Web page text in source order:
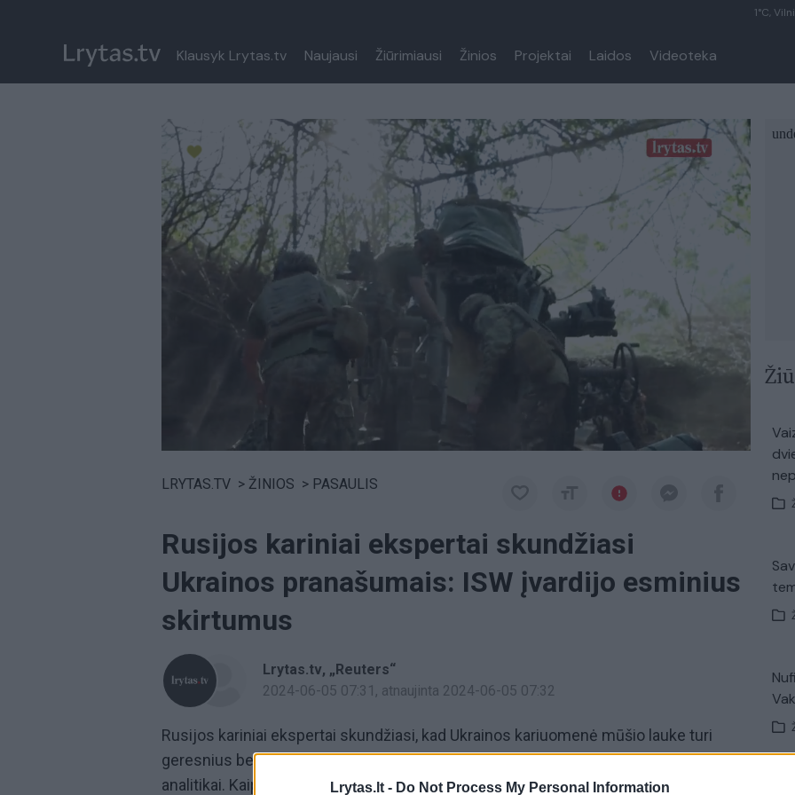
Lrytas.lt - Do Not Process My Personal Information
1°C,
Klausyk Lrytas.tv Naujausi Žiūrimiausi Žinios Projektai Laidos Videoteka
Paremkite Ukrainą
LRYTAS.TV > ŽINIOS > PASAULIS
Rusijos kariniai ekspertai skundžiasi
Ukrainos pranašumais: ISW įvardijo esminius
skirtumus
Lrytas.tv „Reuters“
2024-06-05 07:31 , atnaujinta 2024-06-05 07:32
Rusijos kariniai ekspertai skundžiasi, kad Ukrainos kariuomenė mūšio lauke turi
geresnius bepiločių orlaivių ir elektroninio karo pajėgumus, skelbia JAV karo
analitikai. Kaip teigiama Karo studijų instituto (ISW) ataskaitoje, vienas iš jų išskyrė